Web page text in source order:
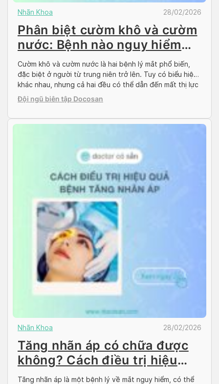
Nhãn Khoa 28/02/2026
Phân biệt cườm khô và cườm
nước: Bệnh nào nguy hiểm
hơn?
Cườm khô và cườm nước là hai bệnh lý mắt phổ biến,
đặc biệt ở người từ trung niên trở lên. Tuy có biểu hiện
khác nhau, nhưng cả hai đều có thể dẫn đến mất thị lực
nếu không được phát hiện và điều trị kịp thời. Vậy cườm
khô và cườm nước khác […]
Đội ngũ biên tập Docosan
Nhãn Khoa 28/02/2026
Tăng nhãn áp có chữa được
không? Cách điều trị hiệu
quả
Tăng nhãn áp là một bệnh lý về mắt nguy hiểm, có thể